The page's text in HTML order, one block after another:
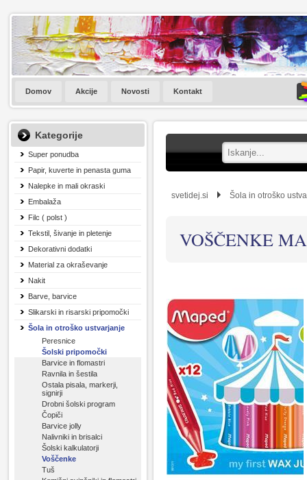
Domov Akcije Novosti Kontakt
Kategorije
Super ponudba
Papir, kuverte in penasta guma
Nalepke in mali okraski
Embalaža
Filc ( polst )
Tekstil, šivanje in pletenje
Dekorativni dodatki
Material za okraševanje
Nakit
Barve, barvice
Slikarski in risarski pripomočki
Šola in otroško ustvarjanje
Peresnice
Šolski pripomočki
Barvice in flomastri
Ravnila in šestila
Ostala pisala, markerji,
signirji
Drobni šolski program
Čopiči
Barvice jolly
Nalivniki in brisalci
Šolski kalkulatorji
Voščenke
Tuš
svetidej.si Šola in otroško
VOŠČENKE